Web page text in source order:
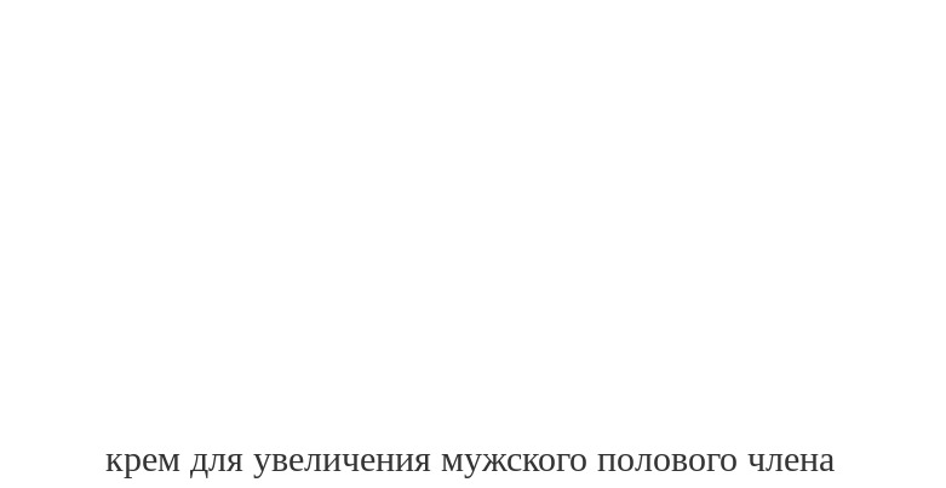
крем для увеличения мужского полового члена